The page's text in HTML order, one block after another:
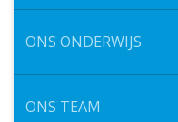
ONS ONDERWIJS
ONS TEAM